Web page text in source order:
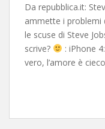
Da repubblica.it:
ammette i problemi
le scuse di Steve
scrive?
: iPhone
vero, l’amore è